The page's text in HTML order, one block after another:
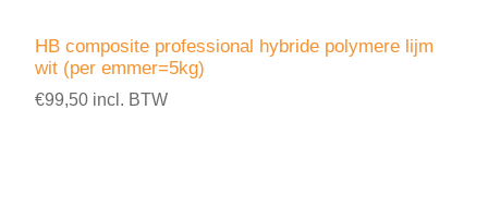
HB composite professional hybride polymere lijm
wit (per emmer=5kg)
€99,50 incl. BTW